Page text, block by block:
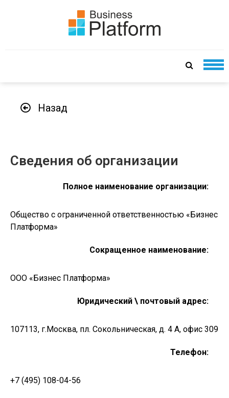
БИЗНЕС ПЛАТФОРМА
Назад
Сведения об организации
Полное наименование организации:
Общество с ограниченной ответственностью «Бизнес
Платформа»
Сокращенное наименование:
ООО «Бизнес Платформа»
Юридический \ почтовый адрес:
107113, г.Москва, пл. Сокольническая, д. 4 А, офис 309
Телефон:
+7 (495) 108-04-56